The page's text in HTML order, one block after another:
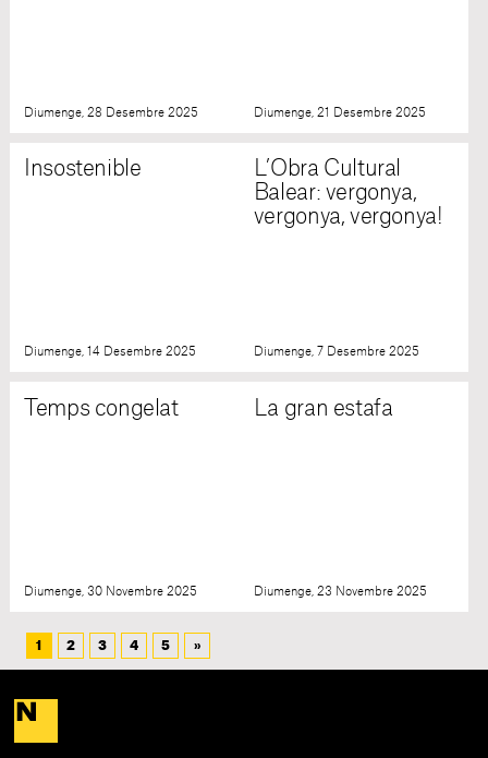
Diumenge, 28 Desembre 2025 Diumenge, 21 Desembre 2025
Insostenible
Diumenge, 14 Desembre 2025
L’Obra Cultural
Balear: vergonya,
vergonya, vergonya!
Diumenge, 7 Desembre 2025
Temps congelat
Diumenge, 30 Novembre 2025
La gran estafa
Diumenge, 23 Novembre 2025
1 2 3 4 5 »